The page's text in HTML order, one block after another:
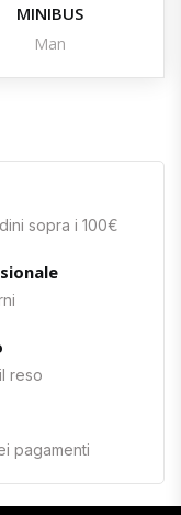
MINIBUS
Man
sopra i 100€
reso
pagamenti